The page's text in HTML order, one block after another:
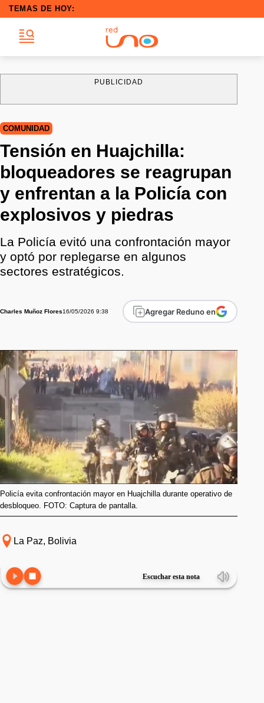
TEMAS DE HOY:
PUBLICIDAD
COMUNIDAD
Tensión en Huajchilla:
bloqueadores se reagrupan
y enfrentan a la Policía con
explosivos y piedras
La Policía evitó una confrontación mayor
y optó por replegarse en algunos
sectores estratégicos.
Charles Muñoz Flores16/05/2026 9:38 Agregar Reduno en
Policía evita confrontación mayor en Huajchilla durante operativo de
desbloqueo. FOTO: Captura de pantalla.
La Paz, Bolivia
Escuchar esta nota